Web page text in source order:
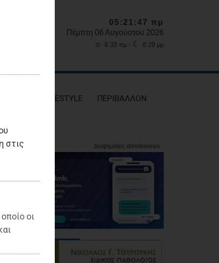
στις
οι
05:21:48 πμ
Πέμπτη 06 Αυγούστου 2026
☼ 6:33 πμ - ☾ 8:29 μμ
LIFESTYLE ΠΕΡΙΒΑΛΛΟΝ